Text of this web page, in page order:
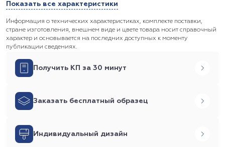
Показать все характеристики
Информация о технических характеристиках, комплекте поставки,
стране изготовления, внешнем виде и цвете товара носит справочный
характер и основывается на последних доступных к моменту
публикации сведениях.
Получить КП за 30 минут
Заказать бесплатный образец
Индивидуальный дизайн